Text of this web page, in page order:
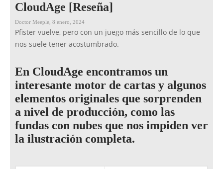
CloudAge [Reseña]
Doctor Meeple 8 enero, 2024
Pfister vuelve, pero con un juego más sencillo de lo que
nos suele tener acostumbrado.
En CloudAge encontramos un
interesante motor de cartas y algunos
elementos originales que sorprenden
a nivel de producción, como las
fundas con nubes que nos impiden ver
la ilustración completa.